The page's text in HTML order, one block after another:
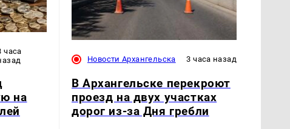
часа
на
Новости Архангельска 3 часа назад
В Архангельске перекроют
проезд на двух участках
дорог из-за Дня гребли